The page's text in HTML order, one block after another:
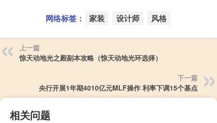
网络标签： 家装 设计师 风格
上一篇
惊天动地光之殿副本攻略（惊天动地光环选择）
下一篇
央行开展1年期4010亿元MLF操作 利率下调15个基点
相关问题